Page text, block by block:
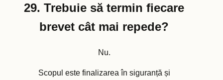
29. Trebuie să termin fiecare
brevet cât mai repede?
Nu.
Scopul este finalizarea în siguranță și